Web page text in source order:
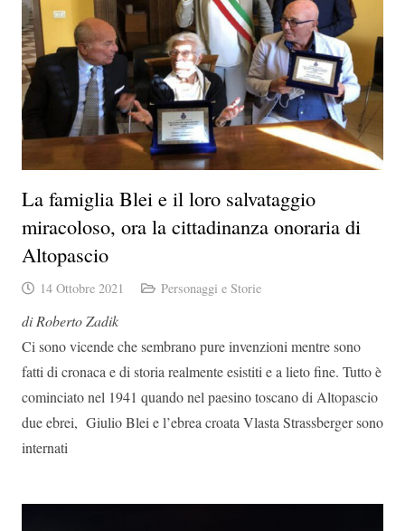
La famiglia Blei e il loro salvataggio
miracoloso, ora la cittadinanza onoraria di
Altopascio
14 Ottobre 2021 Personaggi e Storie
di Roberto Zadik
Ci sono vicende che sembrano pure invenzioni mentre sono
fatti di cronaca e di storia realmente esistiti e a lieto fine. Tutto è
cominciato nel 1941 quando nel paesino toscano di Altopascio
due ebrei, Giulio Blei e l’ebrea croata Vlasta Strassberger sono
internati